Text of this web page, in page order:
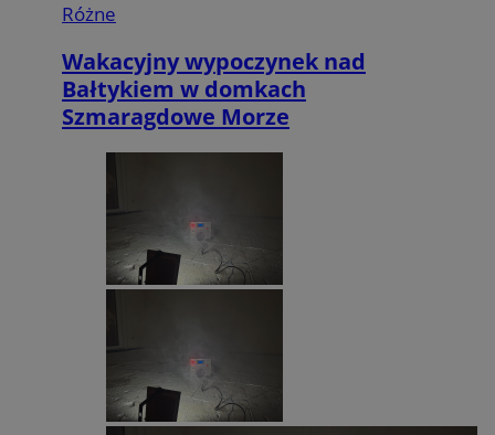
Różne
Wakacyjny wypoczynek nad
Bałtykiem w domkach
Szmaragdowe Morze